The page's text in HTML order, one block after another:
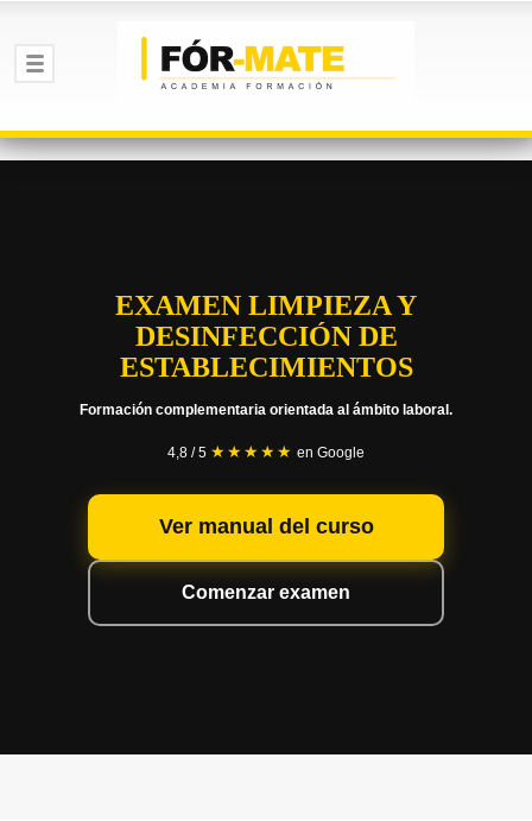
EXAMEN LIMPIEZA Y
DESINFECCIÓN DE
ESTABLECIMIENTOS
Formación complementaria orientada al ámbito laboral.
4,8 / 5 ★★★★★ en Google
Ver manual del curso
Comenzar examen